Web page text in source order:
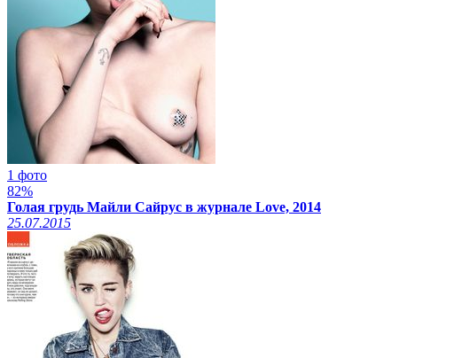
1 фото
82%
Голая грудь Майли Сайрус в журнале Love, 2014
25.07.2015